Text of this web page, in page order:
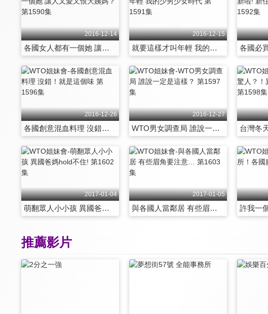
2016-12-14
各國女人都有一個她 讓人又愛又恨大姨媽？ 第1590集
2016-12-15
就要這樣才叫年輕 我的少男少女時代 第1591集
2016-12-26
各國創意混血料理 沒錯！就是這個味 第1596集
2016-12-27
WTO男女調查局 誰說一定是這樣？ 第1597集
2017-01-04
萌翻眾人小小孩 異國爸媽hold不住! 第1602集
2017-01-05
與各國人當鄰居 有些眉角要注意… 第1603集
推薦影片